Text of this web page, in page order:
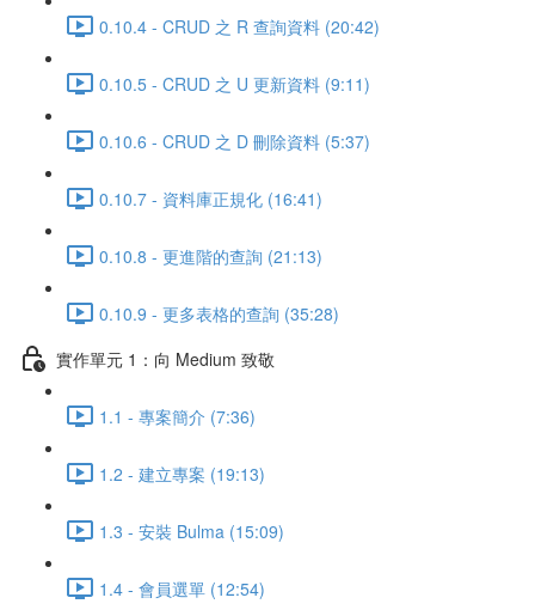
0.10.4 - CRUD 之 R 查詢資料 (20:42)
0.10.5 - CRUD 之 U 更新資料 (9:11)
0.10.6 - CRUD 之 D 刪除資料 (5:37)
0.10.7 - 資料庫正規化 (16:41)
0.10.8 - 更進階的查詢 (21:13)
0.10.9 - 更多表格的查詢 (35:28)
實作單元 1：向 Medium 致敬
1.1 - 專案簡介 (7:36)
1.2 - 建立專案 (19:13)
1.3 - 安裝 Bulma (15:09)
1.4 - 會員選單 (12:54)